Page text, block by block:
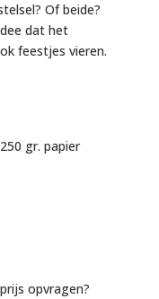
Of beide?
dat het
feestjes vieren.
gr. papier
opvragen?